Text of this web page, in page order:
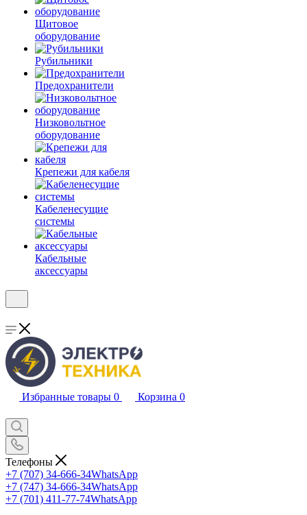
Щитовое
оборудование
Рубильники
Предохранители
Низковольтное
оборудование
Крепежи для кабеля
Кабеленесущие
системы
Кабельные
аксессуары
Избранные товары 0 Корзина 0
Телефоны
+7 (707) 34-666-34WhatsApp
+7 (747) 34-666-34WhatsApp
+7 (701) 411-77-74WhatsApp